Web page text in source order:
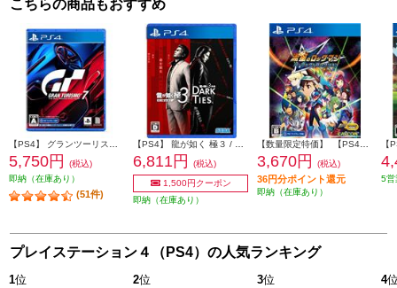
こちらの商品もおすすめ
【PS4】 グランツーリスモ７
5,750円
(税込)
即納（在庫あり）
(51件)
【PS4】 龍が如く 極３ / 龍が如く３外伝 Dark Ties
6,811円
(税込)
1,500円クーポン
即納（在庫あり）
【数量限定特価】 【PS4】 流星のロックマン パーフェクトコレクション
3,670円 (税込)
36円分ポイント還元
即納（在庫あり）
5営
プレイステーション４（PS4）の人気ランキング
1位 2位 3位 4